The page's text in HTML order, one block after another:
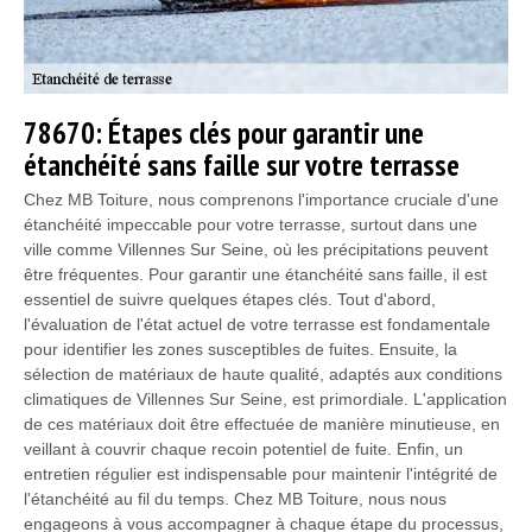
78670: Étapes clés pour garantir une
étanchéité sans faille sur votre terrasse
Chez MB Toiture, nous comprenons l'importance cruciale d'une
étanchéité impeccable pour votre terrasse, surtout dans une
ville comme Villennes Sur Seine, où les précipitations peuvent
être fréquentes. Pour garantir une étanchéité sans faille, il est
essentiel de suivre quelques étapes clés. Tout d'abord,
l'évaluation de l'état actuel de votre terrasse est fondamentale
pour identifier les zones susceptibles de fuites. Ensuite, la
sélection de matériaux de haute qualité, adaptés aux conditions
climatiques de Villennes Sur Seine, est primordiale. L'application
de ces matériaux doit être effectuée de manière minutieuse, en
veillant à couvrir chaque recoin potentiel de fuite. Enfin, un
entretien régulier est indispensable pour maintenir l'intégrité de
l'étanchéité au fil du temps. Chez MB Toiture, nous nous
engageons à vous accompagner à chaque étape du processus,